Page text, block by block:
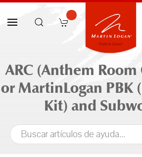
ARC (Anthem
or MartinLogan PBK
Kit) and